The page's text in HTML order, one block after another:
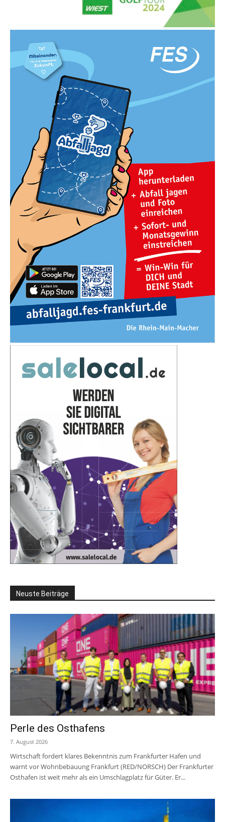
Neuste Beiträge
Perle des Osthafens
7. August 2026
Wirtschaft fordert klares Bekenntnis zum Frankfurter Hafen und
warnt vor Wohnbebauung Frankfurt (RED/NORSCH) Der Frankfurter
Osthafen ist weit mehr als ein Umschlagplatz für Güter. Er...